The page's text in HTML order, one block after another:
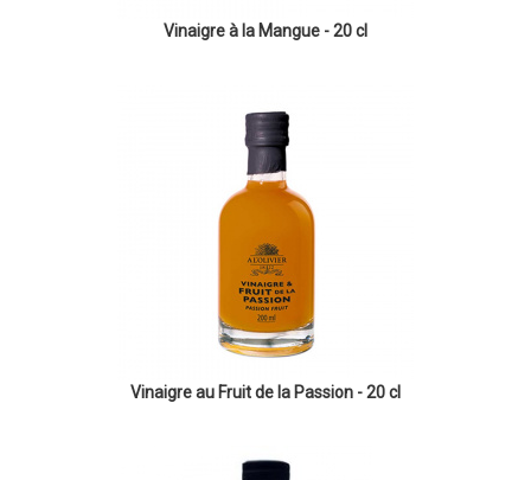
Vinaigre à la Mangue - 20 cl
Vinaigre au Fruit de la Passion - 20 cl